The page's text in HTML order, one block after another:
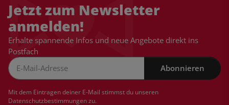
Jetzt zum Newsletter
anmelden!
Erhalte spannende Infos und neue Angebote direkt ins
Postfach
Abonnieren
Mit dem Eintragen deiner E-Mail stimmst du unseren
Datenschutzbestimmungenzu.